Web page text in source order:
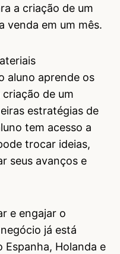
a criação de um
venda em um mês.
aluno aprende os
de um
estratégias de
tem acesso a
trocar ideias,
seus avanços e
e engajar o
já está
Espanha, Holanda e